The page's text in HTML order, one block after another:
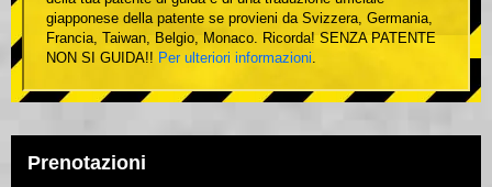
giapponese della patente se provieni da Svizzera, Germania,
Francia, Taiwan, Belgio, Monaco. Ricorda! SENZA PATENTE
NON SI GUIDA!! Per ulteriori informazioni.
Prenotazioni